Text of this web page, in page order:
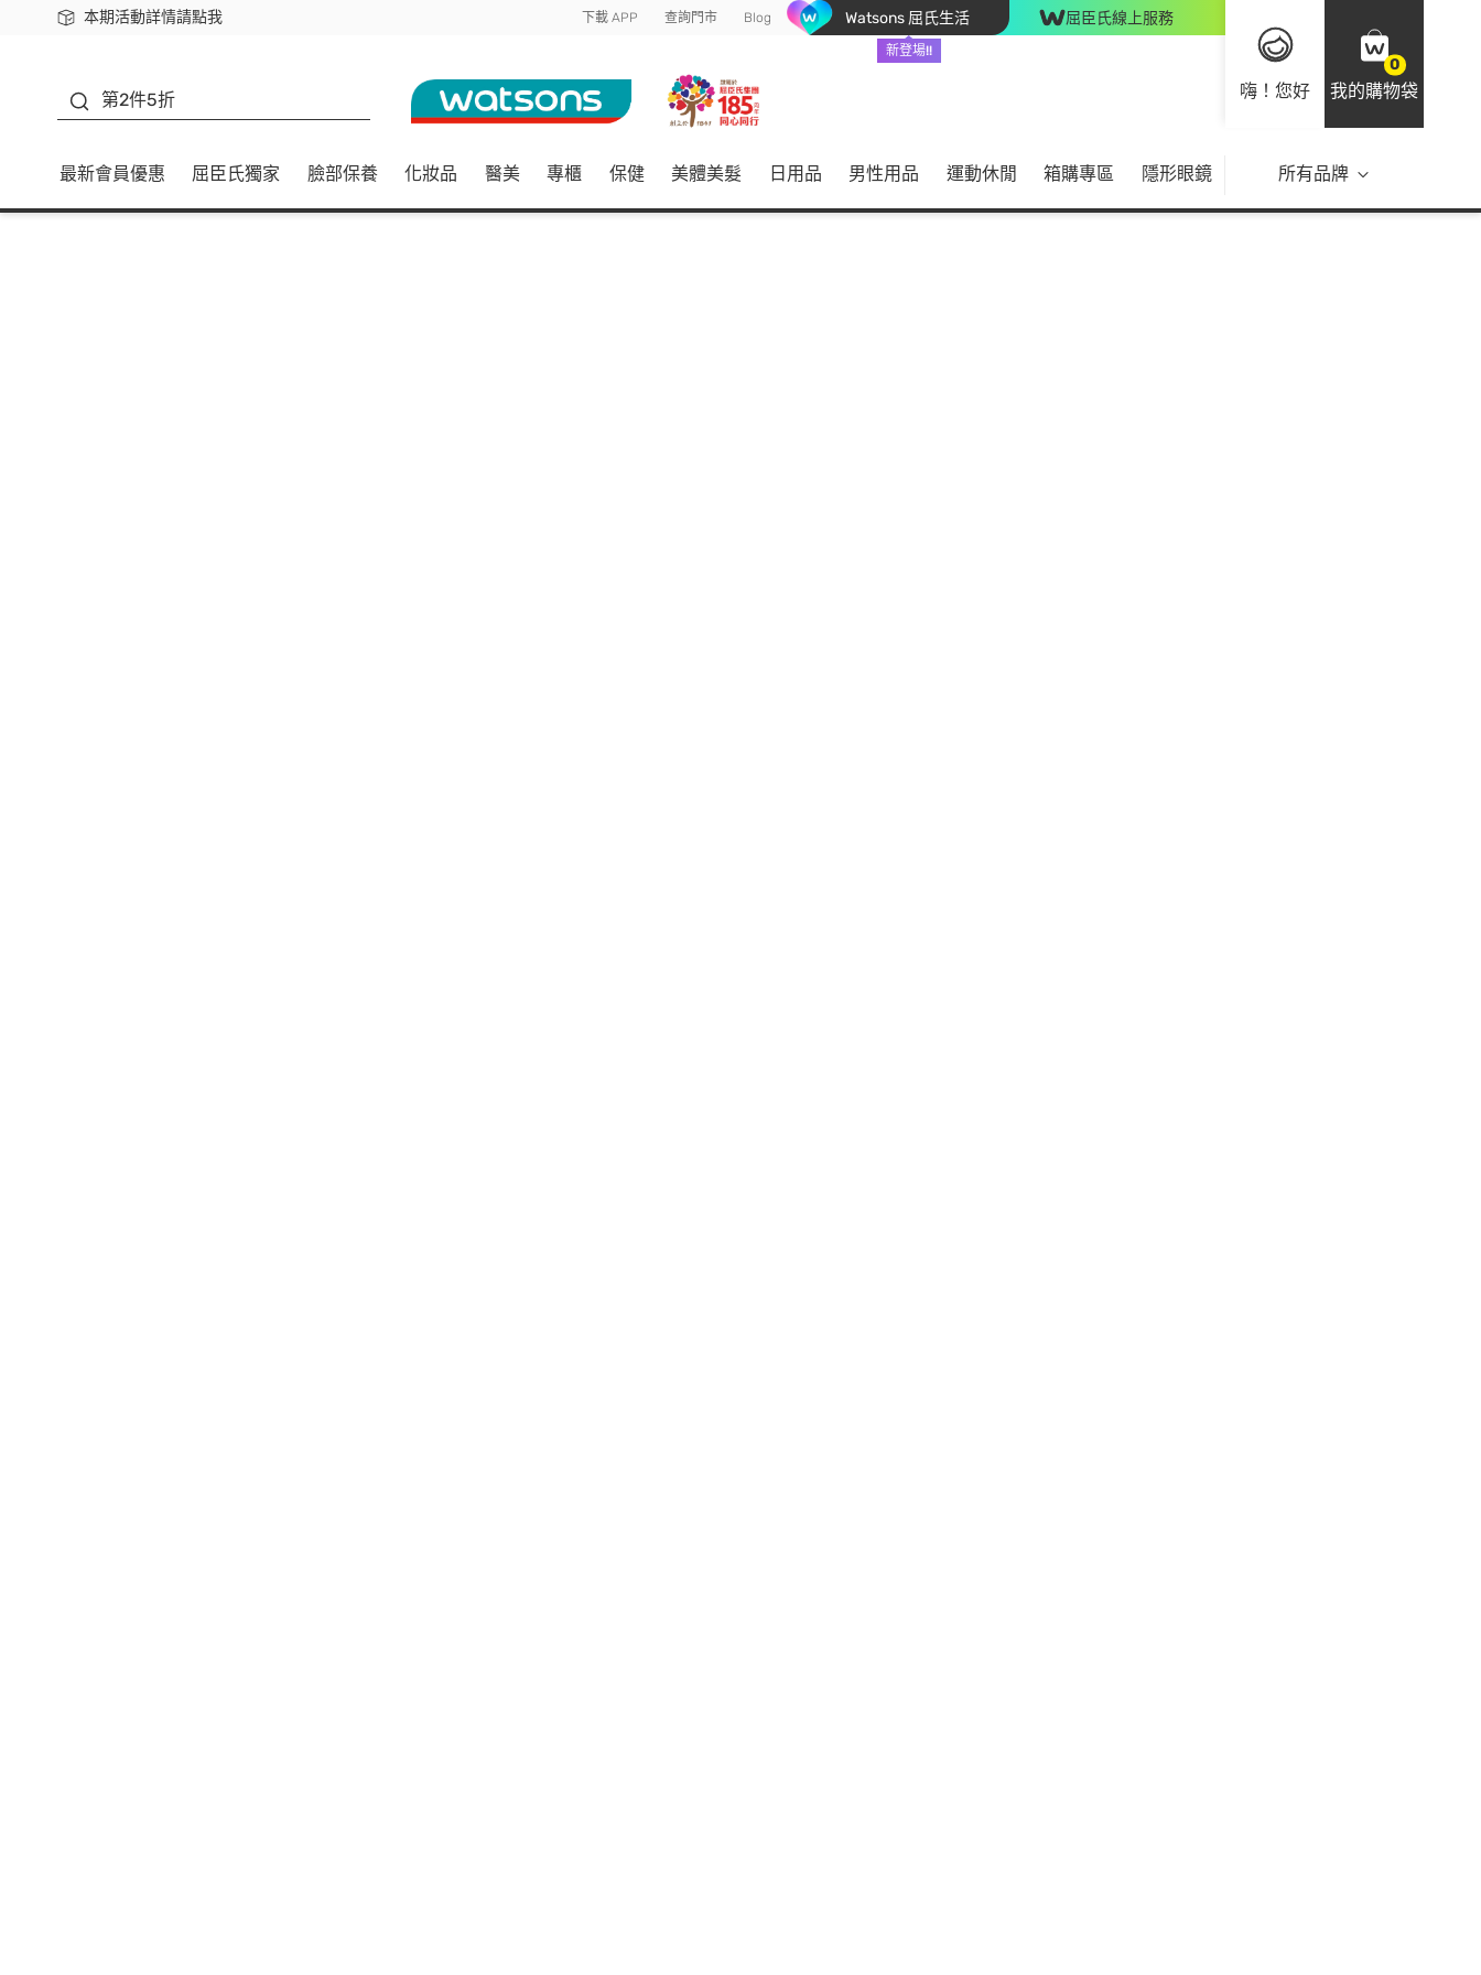
本期活動詳情請點我
下載app最高回饋$350 下載 APP 查詢門市 Blog Watsons 屈氏生活
新登場!!
屈臣氏線上服務
嗨！您好
0
我的購物袋
第2件5折
最新會員優惠 屈臣氏獨家 臉部保養 化妝品 醫美 專櫃 保健 美體美髮 日用品 男性用品 運動休閒 箱購專區 隱形眼鏡 所有品牌